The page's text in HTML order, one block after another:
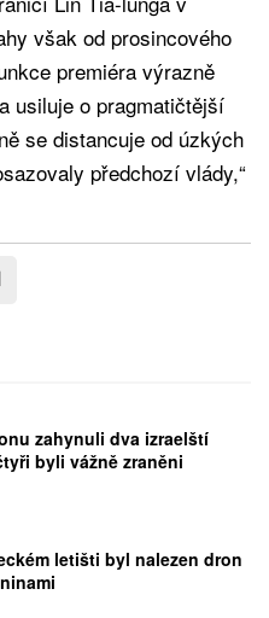
však od prosincového
premiéra výrazně
usiluje o pragmatičtější
se distancuje od úzkých
předchozí vlády,“
zahynuli dva izraelští
byli vážně zraněni
letišti byl nalezen dron